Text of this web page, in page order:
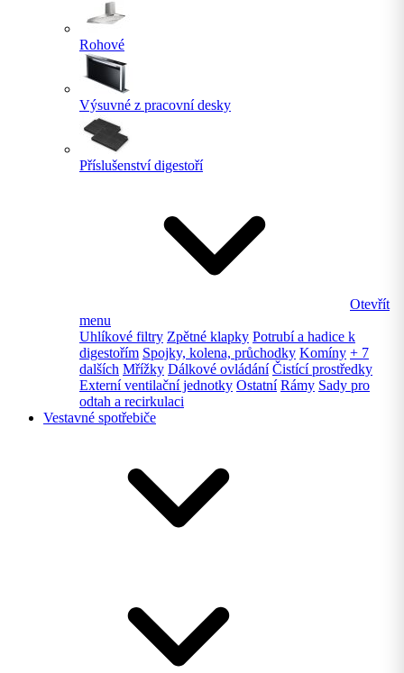
Rohové
Výsuvné z pracovní desky
Příslušenství digestoří
Otevřít
menu
Uhlíkové filtry Zpětné klapky Potrubí a hadice k
digestořím Spojky, kolena, průchodky Komíny + 7
dalších Mřížky Dálkové ovládání Čistící prostředky
Externí ventilační jednotky Ostatní Rámy Sady pro
odtah a recirkulaci
Vestavné spotřebiče